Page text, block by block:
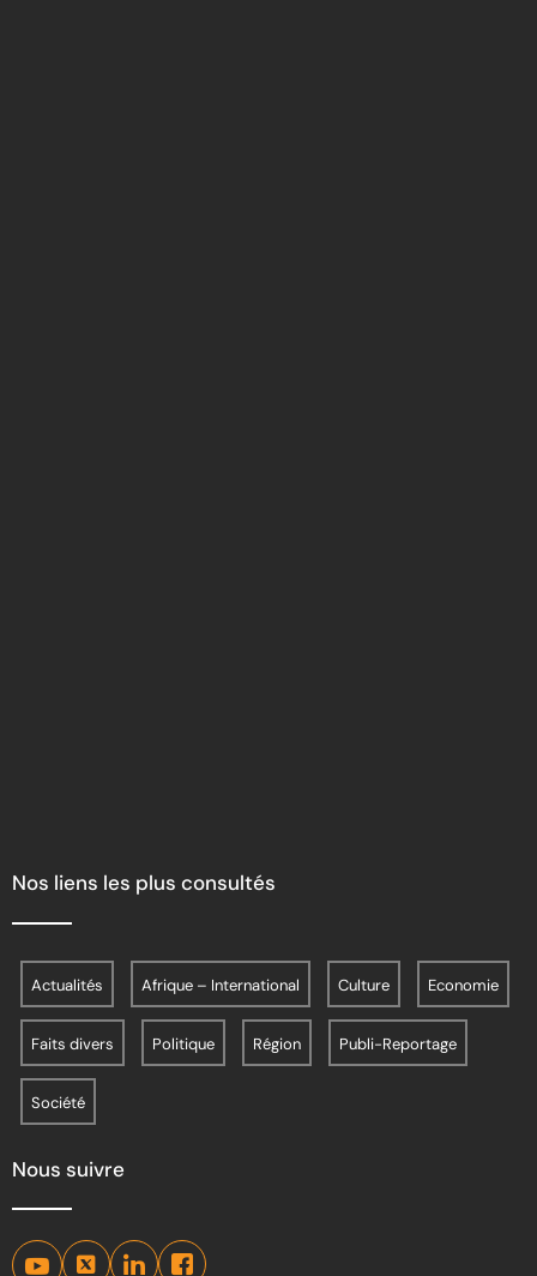
Nos liens les plus consultés
Actualités Afrique – International Culture Economie
Faits divers Politique Région Publi-Reportage
Société
Nous suivre